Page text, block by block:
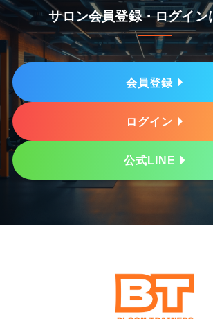
サロン会員登録・ログイン
会員登録
ログイン
公式LINE